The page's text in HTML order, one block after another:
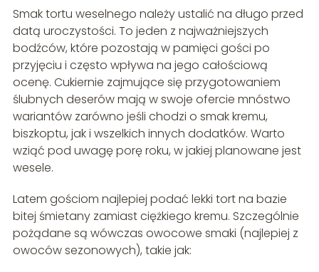
Smak tortu weselnego należy ustalić na długo przed
datą uroczystości. To jeden z najważniejszych
bodźców, które pozostają w pamięci gości po
przyjęciu i często wpływa na jego całościową
ocenę. Cukiernie zajmujące się przygotowaniem
ślubnych deserów mają w swoje ofercie mnóstwo
wariantów zarówno jeśli chodzi o smak kremu,
biszkoptu, jak i wszelkich innych dodatków. Warto
wziąć pod uwagę porę roku, w jakiej planowane jest
wesele.
Latem gościom najlepiej podać lekki tort na bazie
bitej śmietany zamiast ciężkiego kremu. Szczególnie
pożądane są wówczas owocowe smaki (najlepiej z
owoców sezonowych), takie jak: